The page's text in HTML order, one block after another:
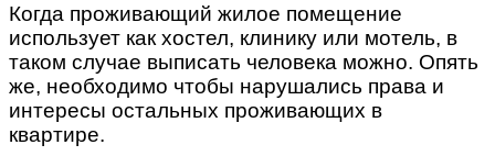
Когда проживающий жилое помещение
использует как хостел, клинику или мотель, в
таком случае выписать человека можно. Опять
же, необходимо чтобы нарушались права и
интересы остальных проживающих в
квартире.